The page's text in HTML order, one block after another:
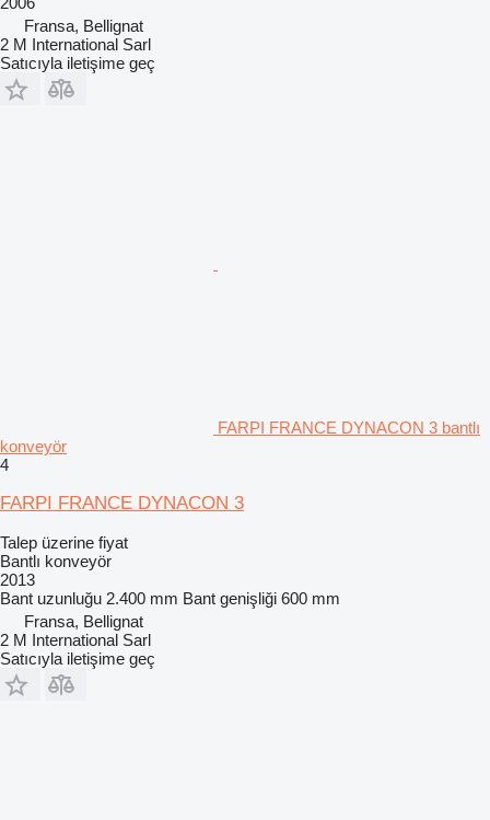
Fransa, Bellignat
2 M International Sarl
Satıcıyla iletişime geç
FARPI FRANCE DYNACON 3 bantlı
konveyör
4
FARPI FRANCE DYNACON 3
Talep üzerine fiyat
Bantlı konveyör
2013
Bant uzunluğu 2.400 mm Bant genişliği 600 mm
Fransa, Bellignat
2 M International Sarl
Satıcıyla iletişime geç